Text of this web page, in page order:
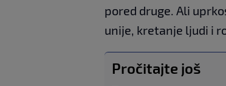
pored druge. Ali
unije, kretanje ljudi i
Pročitajte još